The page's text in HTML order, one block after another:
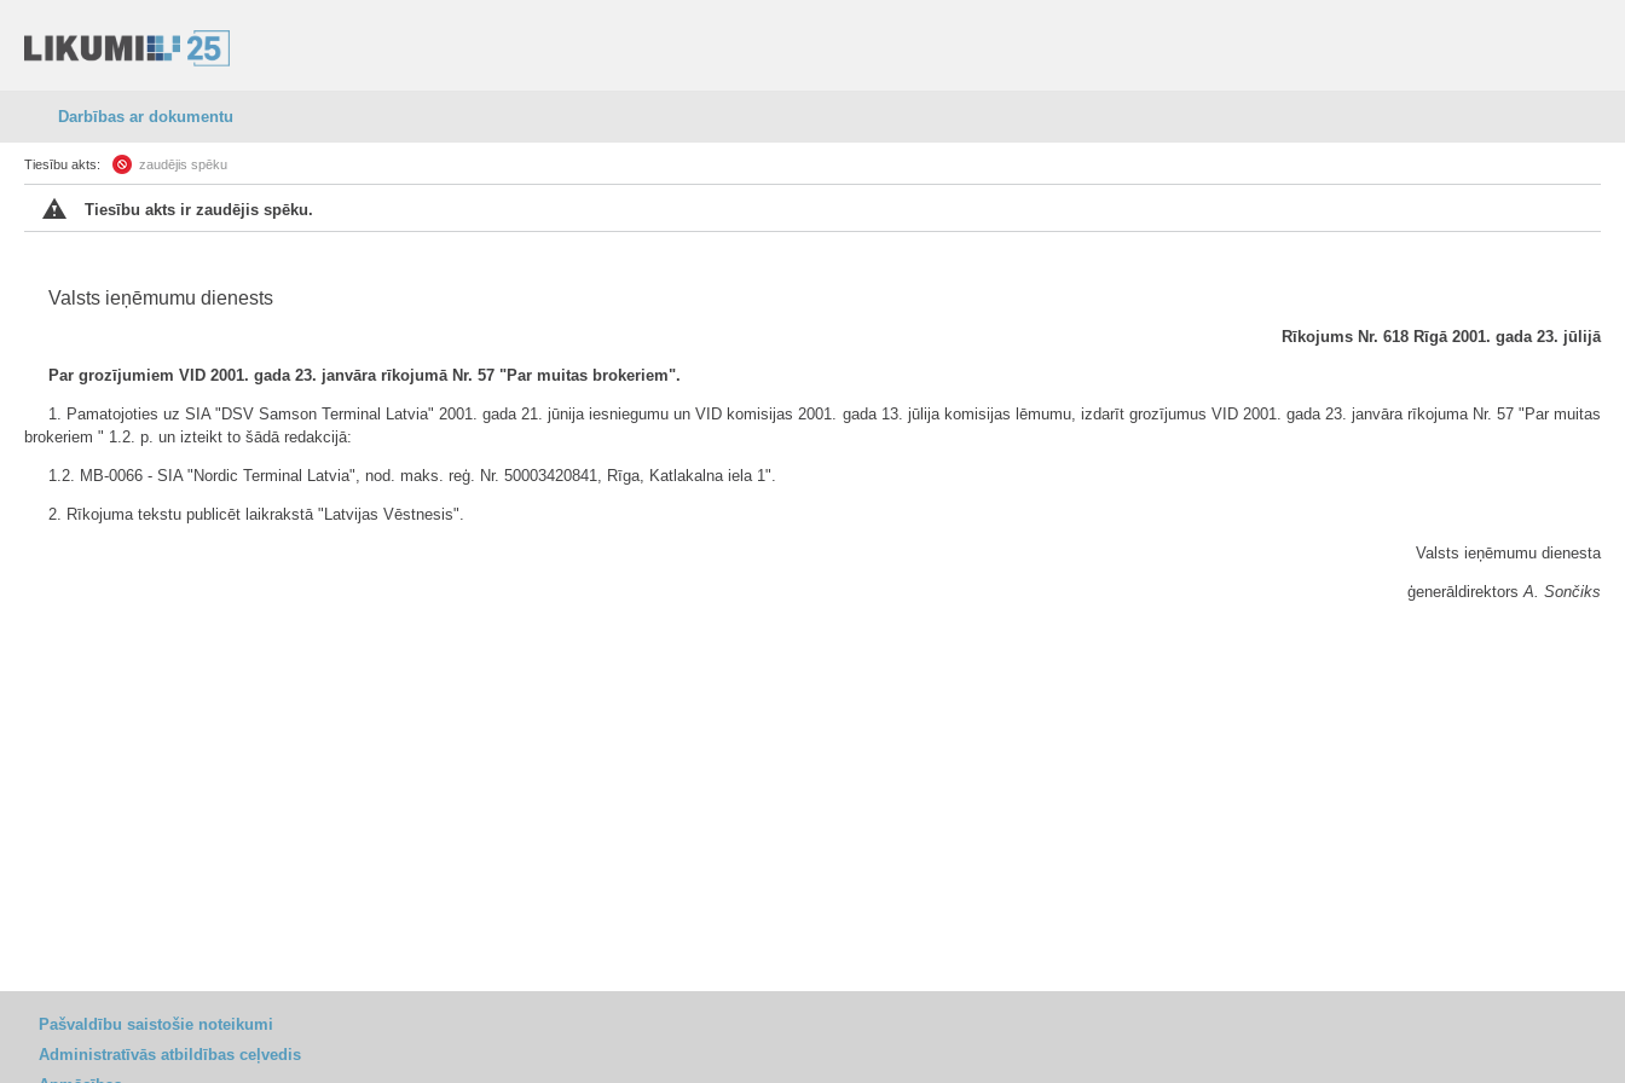
Darbības ar dokumentu
Tiesību akts: zaudējis spēku
Tiesību akts ir zaudējis spēku.
Valsts ieņēmumu dienests
Rīkojums Nr. 618 Rīgā 2001. gada 23. jūlijā
Par grozījumiem VID 2001. gada 23. janvāra rīkojumā Nr. 57 "Par muitas brokeriem".
1. Pamatojoties uz SIA "DSV Samson Terminal Latvia" 2001. gada 21. jūnija iesniegumu un VID komisijas 2001. gada 13. jūlija komisijas lēmumu, izdarīt grozījumus VID 2001. gada 23. janvāra rīkojuma Nr. 57 "Par muitas
brokeriem " 1.2. p. un izteikt to šādā redakcijā:
1.2. MB-0066 - SIA "Nordic Terminal Latvia", nod. maks. reģ. Nr. 50003420841, Rīga, Katlakalna iela 1".
2. Rīkojuma tekstu publicēt laikrakstā "Latvijas Vēstnesis".
Valsts ieņēmumu dienesta
ģenerāldirektorsA. Sončiks
Pašvaldību saistošie noteikumi
Administratīvās atbildības ceļvedis